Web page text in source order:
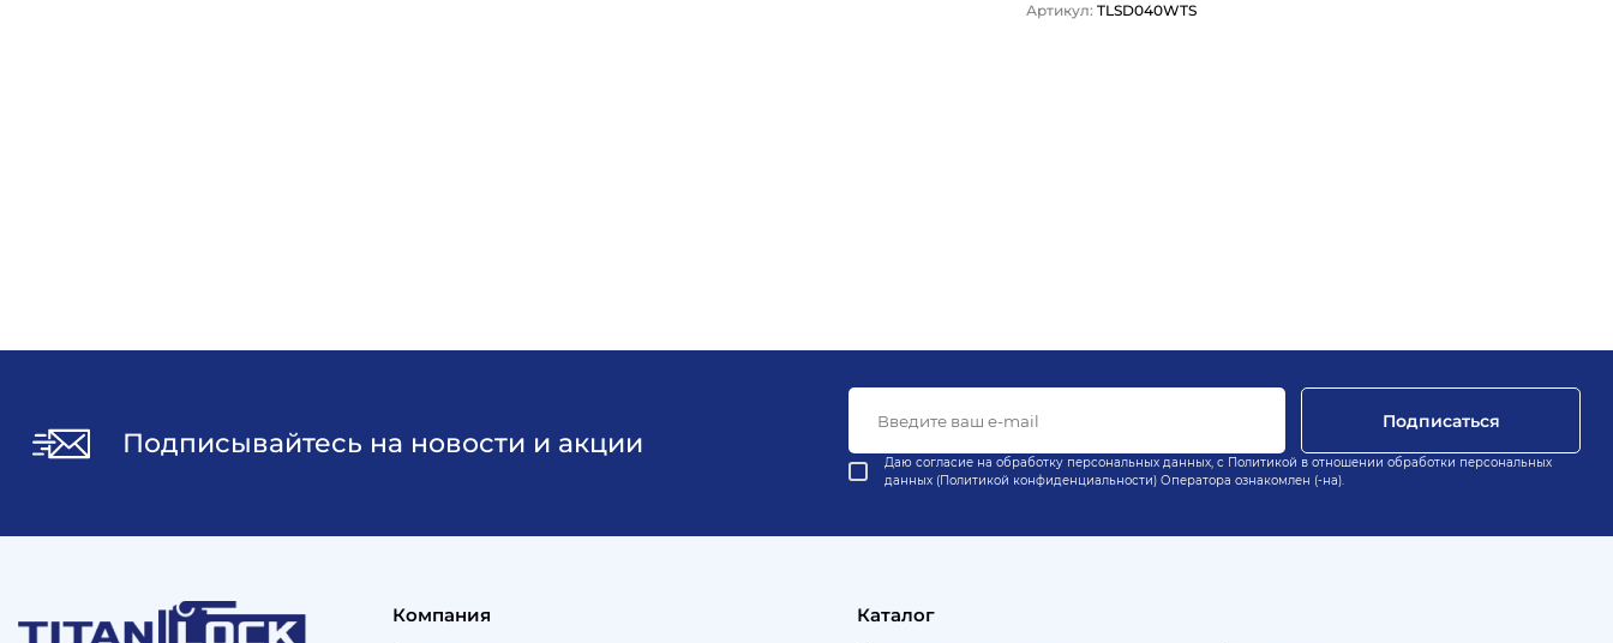
Артикул: TLSD040WTS
Подписывайтесь на новости и акции
Подписаться
Даю согласие на обработку персональных данных, с Политикой в отношении обработки персональных
данных (Политикой конфиденциальности) Оператора ознакомлен (-на).
Компания Каталог